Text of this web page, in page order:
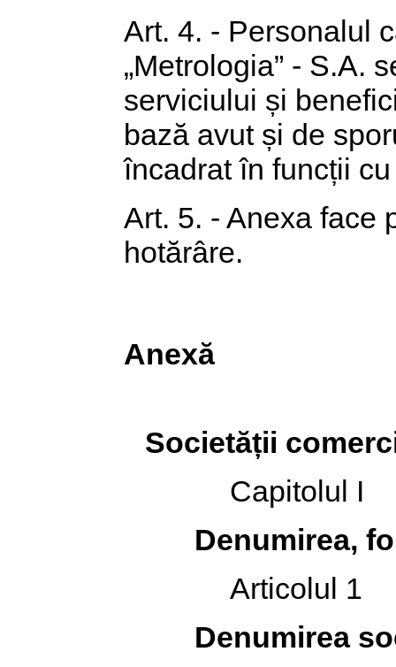
Art. 4. - Personalul
„Metrologia” - S.A.
serviciului și
bază avut și de
încadrat în funcții
Art. 5. - Anexa face
hotărâre.
Anexă
Societății
Capitolul I
Denumirea,
Articolul 1
Denumirea